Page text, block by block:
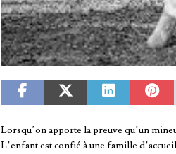
Lorsqu’on apporte la preuve qu’un
L’enfant est confié à une famille